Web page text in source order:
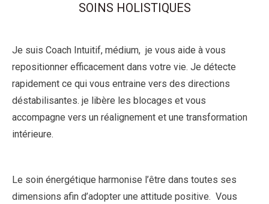
SOINS HOLISTIQUES
Je suis Coach Intuitif, médium, je vous aide à vous
repositionner efficacement dans votre vie. Je détecte
rapidement ce qui vous entraine vers des directions
déstabilisantes. je libère les blocages et vous
accompagne vers un réalignement et une transformation
intérieure.
Le soin énergétique harmonise l’être dans toutes ses
dimensions afin d’adopter une attitude positive. Vous